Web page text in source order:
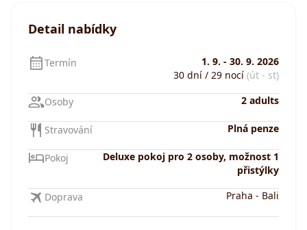
Detail nabídky
Termín 1. 9. - 30. 9. 2026
30 dní / 29 nocí (út - st)
Osoby 2 adults
Stravování Plná penze
Pokoj
Deluxe pokoj pro 2 osoby, možnost 1
přistýlky
Doprava Praha - Bali